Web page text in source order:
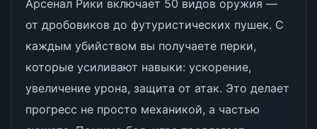
Арсенал Рики включает 50 видов оружия —
от дробовиков до футуристических пушек. С
каждым убийством вы получаете перки,
которые усиливают навыки: ускорение,
увеличение урона, защита от атак. Это делает
прогресс не просто механикой, а частью